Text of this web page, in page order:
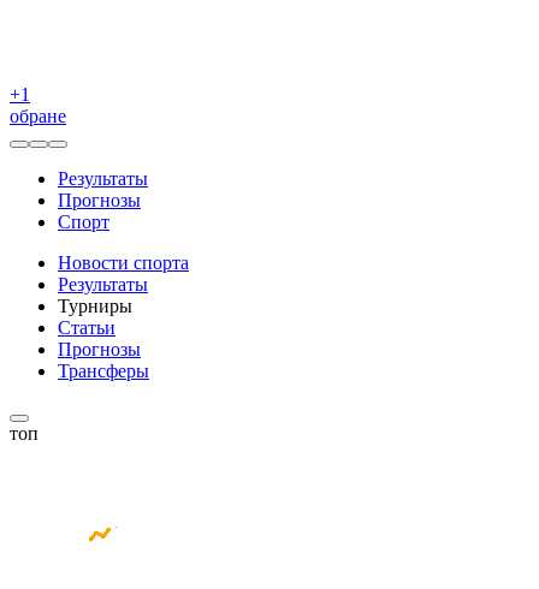
+1
обране
Результаты
Прогнозы
Спорт
Новости спорта
Результаты
Турниры
Статьи
Прогнозы
Трансферы
топ